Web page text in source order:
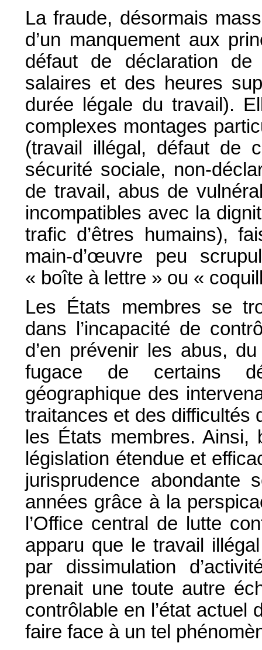
La fraude, désormais
d’un manquement aux
défaut de déclaration de
salaires et des heures
durée légale du travail).
complexes montages
(travail illégal, défaut de
sécurité sociale, non-
de travail, abus de
incompatibles avec la
trafic d’êtres humains),
main-d’œuvre peu
« boîte à lettre » ou «
Les États membres se
dans l’incapacité de
d’en prévenir les abus,
fugace de certains
géographique des
traitances et des difficultés
les États membres. Ainsi,
législation étendue et
jurisprudence abondante
années grâce à la
l’Office central de lutte
apparu que le travail
par dissimulation
prenait une toute autre
contrôlable en l’état actuel
faire face à un tel